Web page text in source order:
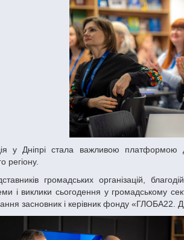
регіону.
і виклики сьогодення у громадському
засновник і керівник фонду «ГЛОБА22.